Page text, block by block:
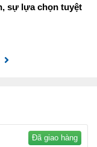
sự lựa chọn tuyệt
Đã giao hàng